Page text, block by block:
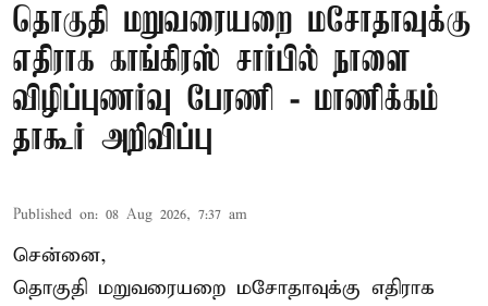
தொகுதி மறுவரையறை மசோதாவுக்கு
எதிராக காங்கிரஸ் சார்பில் நாளை
விழிப்புணர்வு பேரணி - மாணிக்கம்
தாகூர் அறிவிப்பு
Published on: 08 Aug 2026, 7:37 am
சென்னை,
தொகுதி மறுவரையறை மசோதாவுக்கு எதிராக